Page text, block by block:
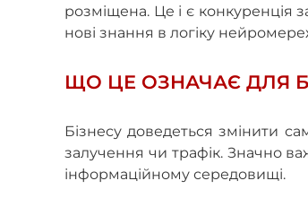
розміщена. Це і є конкуренція
нові знання в логіку
ЩО ЦЕ ОЗНАЧАЄ ДЛЯ
Бізнесу доведеться змінити
залучення чи трафік. Значно
інформаційному середовищі.